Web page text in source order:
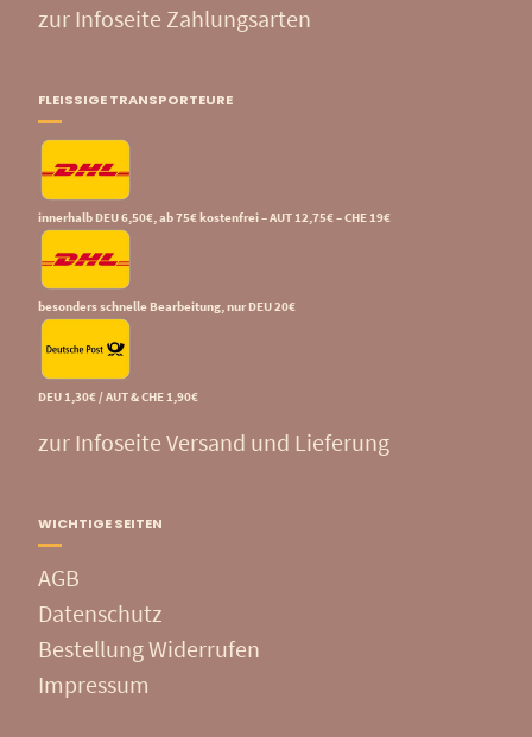
zur Infoseite Zahlungsarten
FLEISSIGE TRANSPORTEURE
innerhalb DEU 6,50€, ab 75€ kostenfrei – AUT 12,75€ – CHE 19€
besonders schnelle Bearbeitung, nur DEU 20€
DEU 1,30€ / AUT & CHE 1,90€
zur Infoseite Versand und Lieferung
WICHTIGE SEITEN
AGB
Datenschutz
Bestellung Widerrufen
Impressum